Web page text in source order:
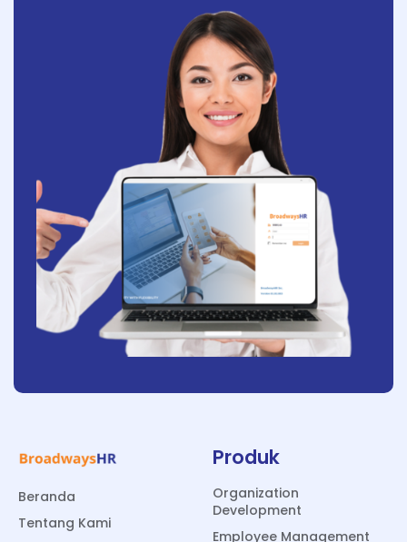
Beranda
Tentang Kami
Produk
Organization
Development
Employee Management